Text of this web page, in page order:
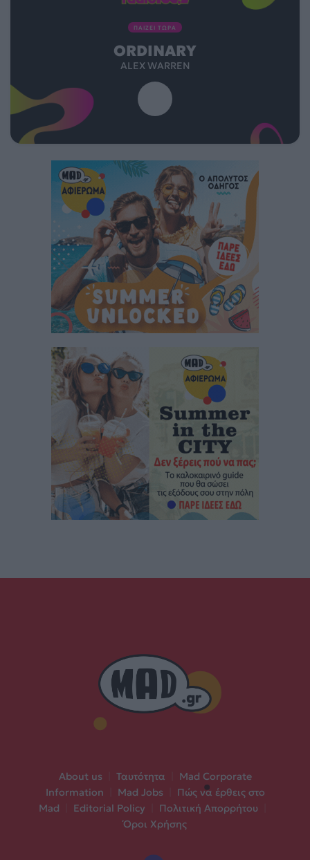
ΠΑΙΖΕΙ ΤΩΡΑ
ORDINARY
ALEX WARREN
About us Ταυτότητα
Mad Corporate
Information
Mad Jobs
Πώς να έρθεις στο
Mad
Editorial Policy Πολιτική Απορρήτου
Όροι Χρήσης